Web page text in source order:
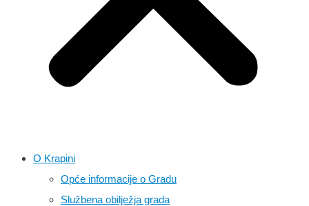
O Krapini
Opće informacije o Gradu
Službena obilježja grada